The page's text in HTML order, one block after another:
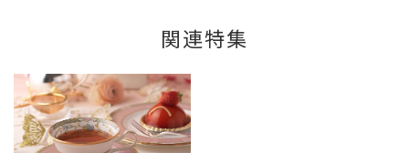
関連特集